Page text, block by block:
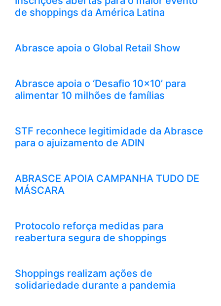
de shoppings da América Latina
Abrasce apoia o Global Retail Show
Abrasce apoia o ‘Desafio 10×10’ para
alimentar 10 milhões de famílias
STF reconhece legitimidade da Abrasce
para o ajuizamento de ADIN
ABRASCE APOIA CAMPANHA TUDO DE
MÁSCARA
Protocolo reforça medidas para
reabertura segura de shoppings
Shoppings realizam ações de
solidariedade durante a pandemia